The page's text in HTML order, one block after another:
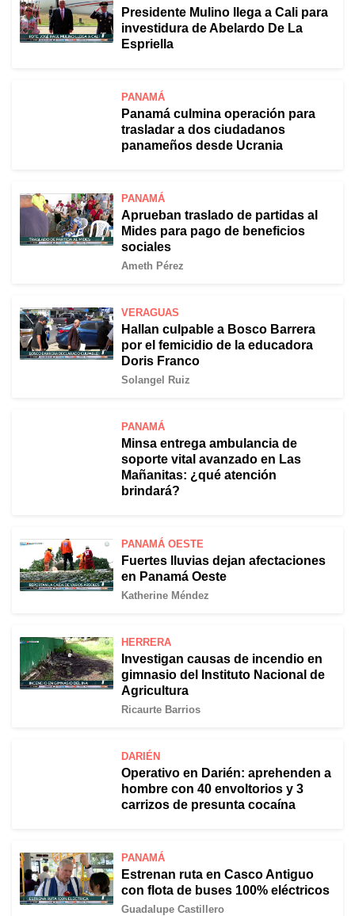
Presidente Mulino llega a Cali para
investidura de Abelardo De La
Espriella
PANAMÁ
Panamá culmina operación para
trasladar a dos ciudadanos
panameños desde Ucrania
PANAMÁ
Aprueban traslado de partidas al
Mides para pago de beneficios
sociales
Ameth Pérez
VERAGUAS
Hallan culpable a Bosco Barrera
por el femicidio de la educadora
Doris Franco
Solangel Ruiz
PANAMÁ
Minsa entrega ambulancia de
soporte vital avanzado en Las
Mañanitas: ¿qué atención
brindará?
PANAMÁ OESTE
Fuertes lluvias dejan afectaciones
en Panamá Oeste
Katherine Méndez
HERRERA
Investigan causas de incendio en
gimnasio del Instituto Nacional de
Agricultura
Ricaurte Barrios
DARIÉN
Operativo en Darién: aprehenden a
hombre con 40 envoltorios y 3
carrizos de presunta cocaína
PANAMÁ
Estrenan ruta en Casco Antiguo
con flota de buses 100% eléctricos
Guadalupe Castillero